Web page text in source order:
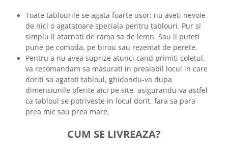
Toate tablourile se agata foarte usor: nu aveti nevoie
de nici o agatatoare speciala pentru tablouri. Pur si
simplu il atarnati de rama sa de lemn. Sau il puteti
pune pe comoda, pe birou sau rezemat de perete.
Pentru a nu avea suprize atunci cand primiti coletul,
va recomandam sa masurati in prealabil locul in care
doriti sa agatati tabloul, ghidandu-va dupa
dimensiunile oferite aici pe site, asigurandu-va astfel
ca tabloul se potriveste in locul dorit, fara sa para
prea mic sau prea mare.
CUM SE LIVREAZA?